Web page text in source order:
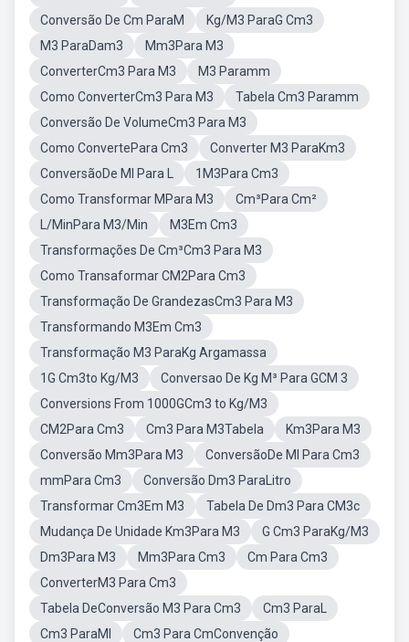
Conversão De Cm ParaM
Kg/M3 ParaG Cm3
M3 ParaDam3
Mm3Para M3
ConverterCm3 Para M3
M3 Paramm
Como ConverterCm3 Para M3
Tabela Cm3 Paramm
Conversão De VolumeCm3 Para M3
Como ConvertePara Cm3
Converter M3 ParaKm3
ConversãoDe Ml Para L
1M3Para Cm3
Como Transformar MPara M3
Cm³Para Cm²
L/MinPara M3/Min
M3Em Cm3
Transformações De Cm³Cm3 Para M3
Como Transaformar CM2Para Cm3
Transformação De GrandezasCm3 Para M3
Transformando M3Em Cm3
Transformação M3 ParaKg Argamassa
1G Cm3to Kg/M3
Conversao De Kg M³ Para GCM 3
Conversions From 1000GCm3 to Kg/M3
CM2Para Cm3
Cm3 Para M3Tabela
Km3Para M3
Conversão Mm3Para M3
ConversãoDe Ml Para Cm3
mmPara Cm3
Conversão Dm3 ParaLitro
Transformar Cm3Em M3
Tabela De Dm3 Para CM3c
Mudança De Unidade Km3Para M3
G Cm3 ParaKg/M3
Dm3Para M3
Mm3Para Cm3
Cm Para Cm3
ConverterM3 Para Cm3
Tabela DeConversão M3 Para Cm3
Cm3 ParaL
Cm3 ParaMl
Cm3 Para CmConvenção